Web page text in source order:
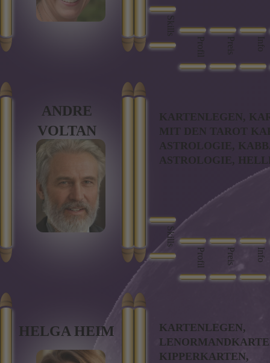
Skills
Profil
Preis Info
ANDRE
VOLTAN
KARTENLEGEN,
MIT DEN TAROT
ASTROLOGIE,
ASTROLOGIE,
Skills
Profil
Preis Info
HELGA HEIM
KARTENLEGEN,
KIPPERKARTEN,